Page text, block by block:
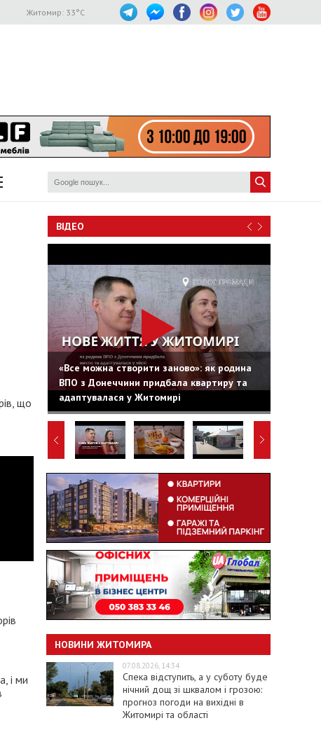
Житомир: 33°C
що
і ми
ВІДЕО
«Все можна створити заново»: як родина
ВПО з Донеччини придбала квартиру та
адаптувалася у Житомирі
НОВИНИ ЖИТОМИРА
07.08.2026, 14:34
Спека відступить, а у суботу буде
нічний дощ зі шквалом і грозою:
прогноз погоди на вихідні в
Житомирі та області